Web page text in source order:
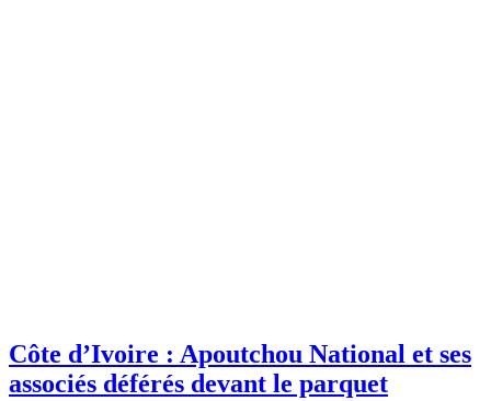
Côte d’Ivoire : Apoutchou National et ses
associés déférés devant le parquet